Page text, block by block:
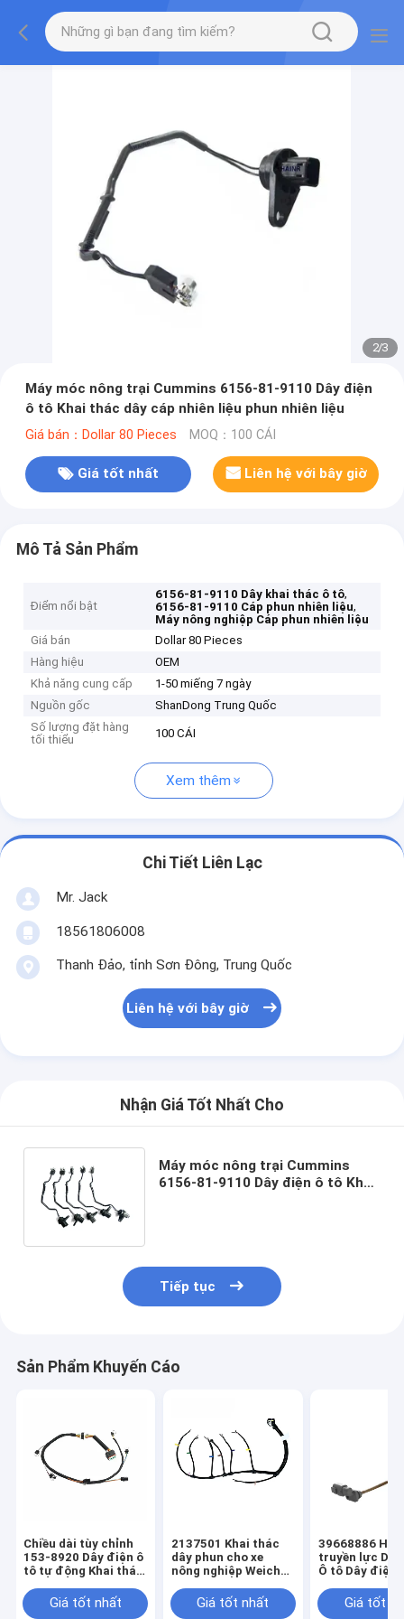
2/3
Máy móc nông trại Cummins 6156-81-9110 Dây điện
ô tô Khai thác dây cáp nhiên liệu phun nhiên liệu
Giá bán：Dollar 80 Pieces MOQ：100 CÁI
Giá tốt nhất Liên hệ với bây giờ
Mô Tả Sản Phẩm
Điểm nổi bật
6156-81-9110 Dây khai thác ô tô,
6156-81-9110 Cáp phun nhiên liệu,
Máy nông nghiệp Cáp phun nhiên liệu
Giá bán
Dollar 80 Pieces
Hàng hiệu
OEM
Khả năng cung cấp
1-50 miếng 7 ngày
Nguồn gốc
ShanDong Trung Quốc
Số lượng đặt hàng
tối thiểu
100 CÁI
Xem thêm
Chi Tiết Liên Lạc
Mr. Jack
18561806008
Thanh Đảo, tỉnh Sơn Đông, Trung Quốc
Liên hệ với bây giờ
Nhận Giá Tốt Nhất Cho
Máy móc nông trại Cummins
6156-81-9110 Dây điện ô tô Khai
Tiếp tục
Sản Phẩm Khuyến Cáo
Chiều dài tùy chỉnh
153-8920 Dây điện ô
tô tự động Khai thác
Giá tốt nhất
2137501 Khai thác
dây phun cho xe
nông nghiệp Weichai
ô tô
Giá tốt nhất
39668886 Hệ
truyền lực
Ô tô Dây điện
Giá tốt